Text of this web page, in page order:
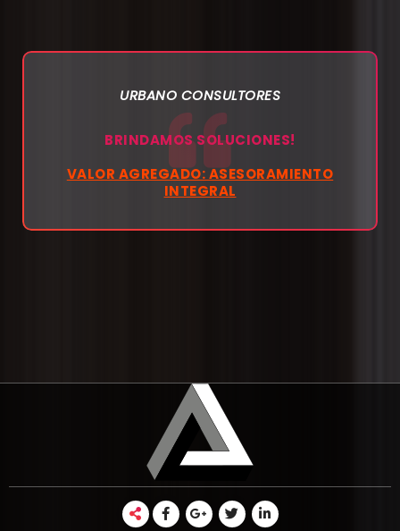
URBANO CONSULTORES
BRINDAMOS SOLUCIONES!
VALOR AGREGADO: ASESORAMIENTO
INTEGRAL